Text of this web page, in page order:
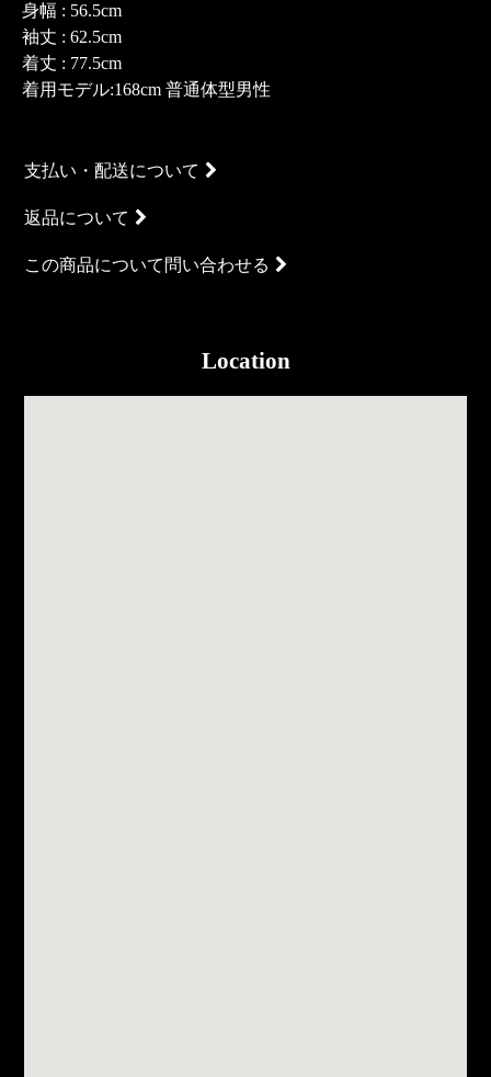
身幅 : 56.5cm
袖丈 : 62.5cm
着丈 : 77.5cm
着用モデル:168cm 普通体型男性
支払い・配送について
返品について
この商品について問い合わせる
Location